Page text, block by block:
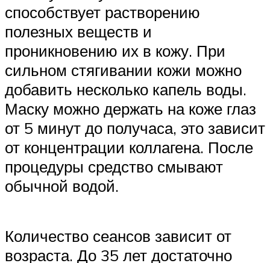
способствует растворению
полезных веществ и
проникновению их в кожу. При
сильном стягивании кожи можно
добавить несколько капель воды.
Маску можно держать на коже глаз
от 5 минут до получаса, это зависит
от концентрации коллагена. После
процедуры средство смывают
обычной водой.
Количество сеансов зависит от
возраста. До 35 лет достаточно